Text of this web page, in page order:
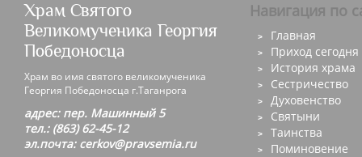
Храм Святого
Великомученика Георгия
Победоносца
Храм во имя святого великомученика
Георгия Победоносца г.Таганрога
адрес: пер. Машинный 5
тел.: (863) 62-45-12
эл.почта: cerkov@pravsemia.ru
Навигация по
Главная
Приход сегодня
История храма
Сестричество
Духовенство
Святыни
Таинства
Поминовение